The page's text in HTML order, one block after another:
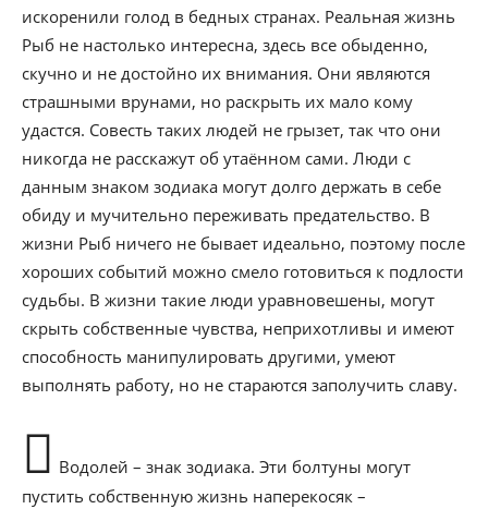
искоренили голод в бедных странах. Реальная жизнь
Рыб не настолько интересна, здесь все обыденно,
скучно и не достойно их внимания. Они являются
страшными врунами, но раскрыть их мало кому
удастся. Совесть таких людей не грызет, так что они
никогда не расскажут об утаённом сами. Люди с
данным знаком зодиака могут долго держать в себе
обиду и мучительно переживать предательство. В
жизни Рыб ничего не бывает идеально, поэтому после
хороших событий можно смело готовиться к подлости
судьбы. В жизни такие люди уравновешены, могут
скрыть собственные чувства, неприхотливы и имеют
способность манипулировать другими, умеют
выполнять работу, но не стараются заполучить славу.
Водолей – знак зодиака. Эти болтуны могут
пустить собственную жизнь наперекосяк –